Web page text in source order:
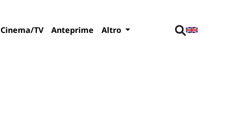
Cinema/TV Anteprime Altro